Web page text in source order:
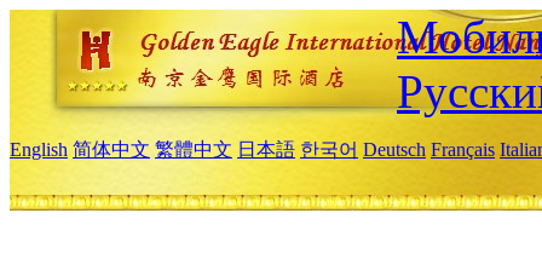
English 简体中文 繁體中文 日本語 한국어 Deutsch Français